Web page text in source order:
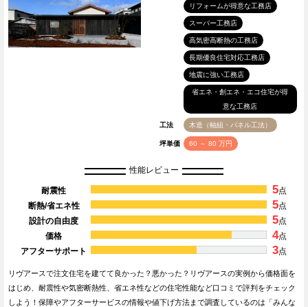
リフォームが得意な工務店
スーパー工務店
高気密高断熱の工務店
長期優良住宅対応工務店
地震に強い工務店
省エネ・創エネ・エコ住宅が得
意な工務店
工法 木造（軸組・パネル工法）
坪単価 60 ～ 80 万円
性能レビュー
耐震性 5点
断熱/省エネ性
5点
設計の自由度
5点
価格
4点
アフターサポート
3点
リヴアースで注文住宅を建てて良かった？悪かった？リヴアースの実例から価格面を
はじめ、耐震性や気密断熱性、省エネ性などの住宅性能など口コミで評判をチェック
しよう！保障やアフターサービスの情報や値下げ方法まで調査しているのは「みんな